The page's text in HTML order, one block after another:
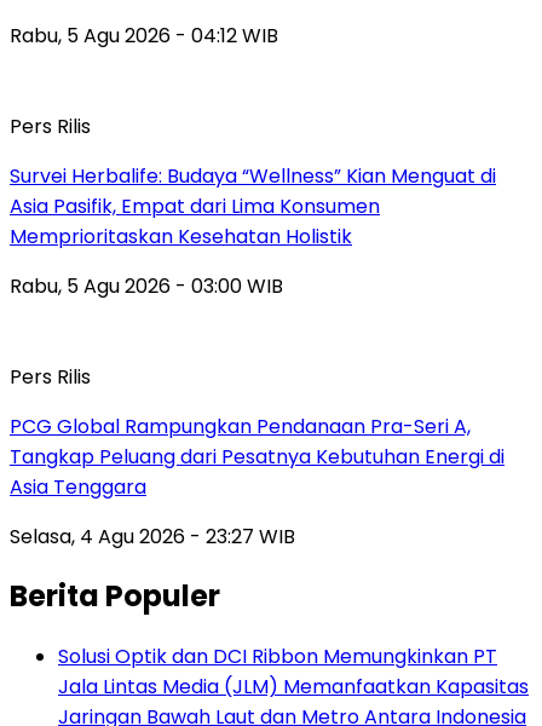
Rabu, 5 Agu 2026 - 04:12 WIB
Pers Rilis
Survei Herbalife: Budaya “Wellness” Kian Menguat di
Asia Pasifik, Empat dari Lima Konsumen
Memprioritaskan Kesehatan Holistik
Rabu, 5 Agu 2026 - 03:00 WIB
Pers Rilis
PCG Global Rampungkan Pendanaan Pra-Seri A,
Tangkap Peluang dari Pesatnya Kebutuhan Energi di
Asia Tenggara
Selasa, 4 Agu 2026 - 23:27 WIB
Berita Populer
Solusi Optik dan DCI Ribbon Memungkinkan PT
Jala Lintas Media (JLM) Memanfaatkan Kapasitas
Jaringan Bawah Laut dan Metro Antara Indonesia